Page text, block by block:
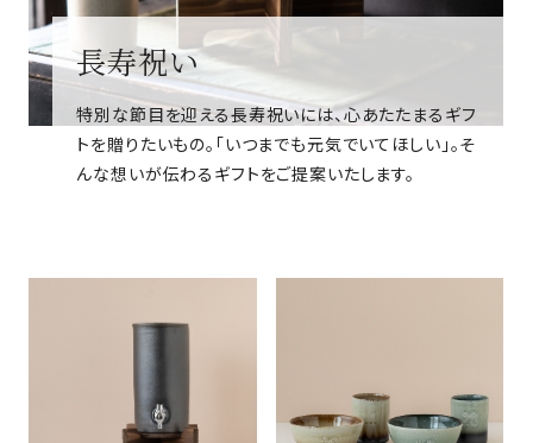
長寿祝い
特別な節目を迎える長寿祝いには、心あたたまるギフ
トを贈りたいもの。「いつまでも元気でいてほしい」。そ
んな想いが伝わるギフトをご提案いたします。